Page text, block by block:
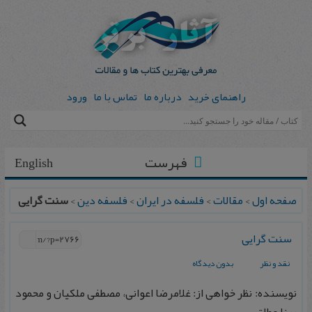
راهنمای خرید درباره ما تماس با ما ورود
English فهرست
صفحه اول>مقالات>فلسفه در ایران>فلسفه دین>سنت گرایی
سنت گرایی
نقد و نظر بدون دیدگاه
نویسنده: نظر خواهی از: غلامرضا اعوانی، مصطفی ملکیان و محمود